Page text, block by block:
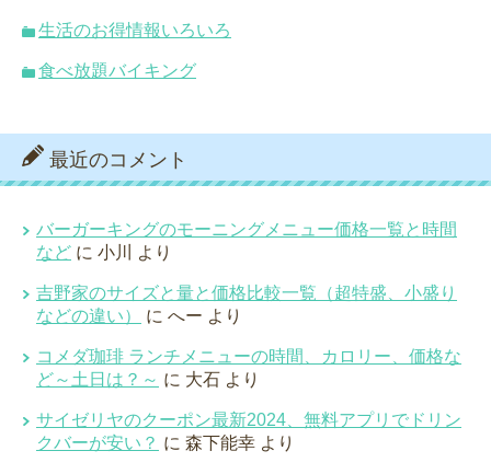
生活のお得情報いろいろ
食べ放題バイキング
最近のコメント
バーガーキングのモーニングメニュー価格一覧と時間
など に 小川 より
吉野家のサイズと量と価格比較一覧（超特盛、小盛り
などの違い）
に へー より
コメダ珈琲 ランチメニューの時間、カロリー、価格な
ど～土日は？～ に 大石 より
サイゼリヤのクーポン最新2024、無料アプリでドリン
クバーが安い？ に 森下能幸 より